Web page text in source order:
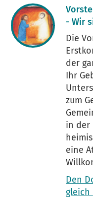
- Wir
Die
der
Ihr
zum
in der
eine
Den
gleich